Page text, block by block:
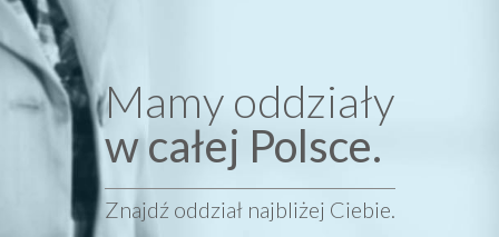
Mamy oddziały
w całej Polsce.
Znajdź oddział najbliżej Ciebie.